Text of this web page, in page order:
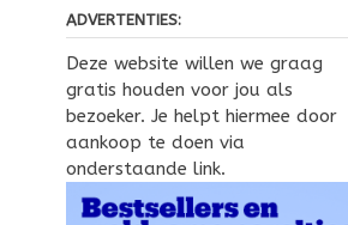
ADVERTENTIES:
Deze website willen we graag
gratis houden voor jou als
bezoeker. Je helpt hiermee door
aankoop te doen via
onderstaande link.